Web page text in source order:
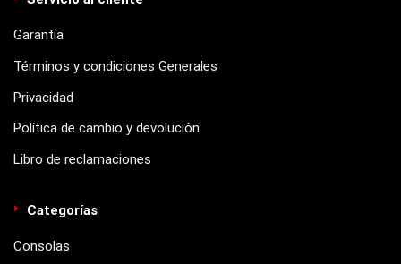
Garantía
Términos y condiciones Generales
Privacidad
Política de cambio y devolución
Libro de reclamaciones
Categorías
Consolas